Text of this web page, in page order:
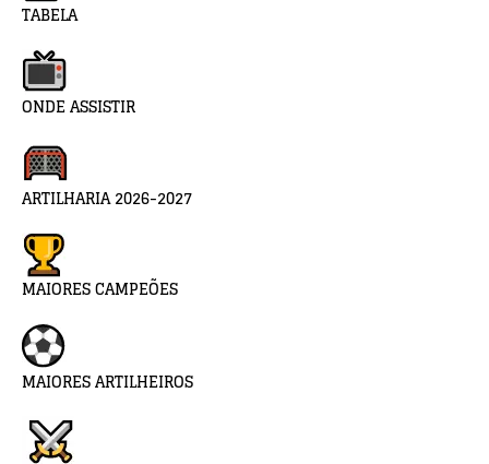
TABELA
ONDE ASSISTIR
ARTILHARIA 2026-2027
MAIORES CAMPEÕES
MAIORES ARTILHEIROS